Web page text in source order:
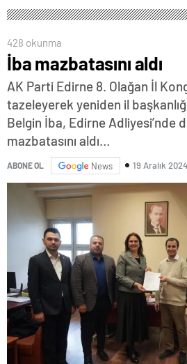
428 okunma
İba mazbatasını aldı
AK Parti Edirne 8. Olağan İl
tazeleyerek yeniden il
Belgin İba, Edirne Adliyesi’nde
mazbatasını aldı…
ABONE OL News 19 Aralık